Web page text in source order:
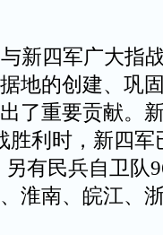
新四军广大指
地的创建、巩
了重要贡献。
胜利时，新四军
有民兵自卫队
淮南、皖江、